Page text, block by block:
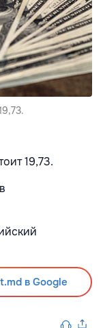
19,73.
в Google